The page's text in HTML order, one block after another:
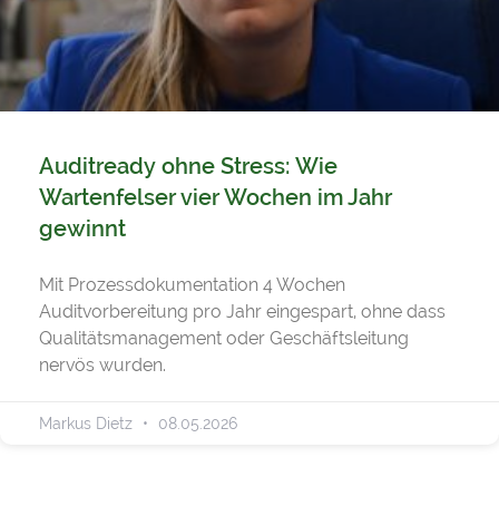
Auditready ohne Stress: Wie
Wartenfelser vier Wochen im Jahr
gewinnt
Mit Prozessdokumentation 4 Wochen
Auditvorbereitung pro Jahr eingespart, ohne dass
Qualitätsmanagement oder Geschäftsleitung
nervös wurden.
Markus Dietz 08.05.2026